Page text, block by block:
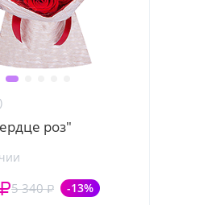
роз"
5 340 ₽ -13%